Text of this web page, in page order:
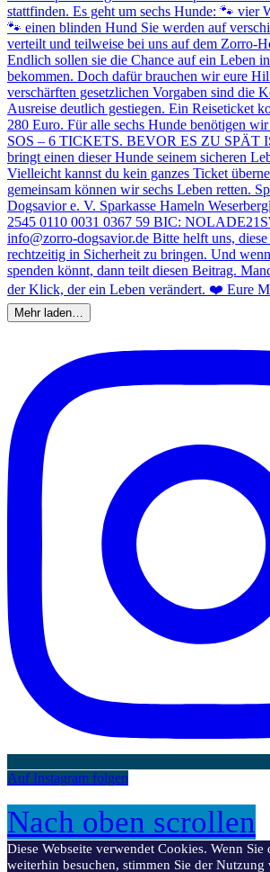
Mehr laden…
Auf Instagram folgen
Nach oben scrollen
Diese Webseite verwendet Cookies. Wenn Sie
weiterhin besuchen, stimmen Sie der Nutzung